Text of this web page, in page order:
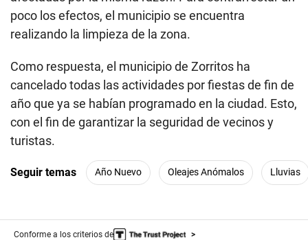
poco los efectos, el municipio se encuentra
realizando la limpieza de la zona.
Como respuesta, el municipio de Zorritos ha
cancelado todas las actividades por fiestas de fin de
año que ya se habían programado en la ciudad. Esto,
con el fin de garantizar la seguridad de vecinos y
turistas.
Seguir temas Año Nuevo Oleajes Anómalos Lluvias
Conforme a los criterios de